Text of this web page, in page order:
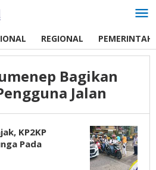
REGIONAL
Bagikan
Jalan
KP2KP
Pada